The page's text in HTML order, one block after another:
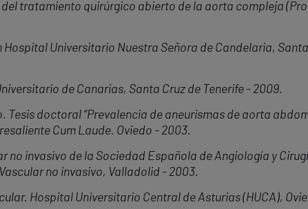
tratamiento quirúrgico abierto de la aorta compleja
Universitario Nuestra Señora de Candelaria,
de Canarias, Santa Cruz de Tenerife - 2009.
Tesis doctoral “Prevalencia de aneurismas de aorta
Cum Laude. Oviedo - 2003.
invasivo de la Sociedad Española de Angiología y
no invasivo, Valladolid - 2003.
Hospital Universitario Central de Asturias (HUCA),